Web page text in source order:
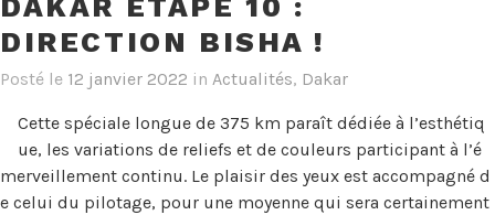
Et
ça
encore…
et
encore
DIRECTION BISHA !
Posté le 12 janvier 2022 in Actualités, Dakar
Cette spéciale longue de 375 km paraît dédiée à l’esthétiq
ue, les variations de reliefs et de couleurs participant à l’é
merveillement continu. Le plaisir des yeux est accompagné d
e celui du pilotage, pour une moyenne qui sera certainement